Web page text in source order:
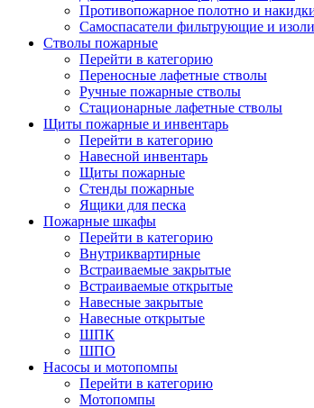
Противопожарное полотно и
Самоспасатели фильтрующие и
Стволы пожарные
Перейти в категорию
Переносные лафетные стволы
Ручные пожарные стволы
Стационарные лафетные стволы
Щиты пожарные и инвентарь
Перейти в категорию
Навесной инвентарь
Щиты пожарные
Стенды пожарные
Ящики для песка
Пожарные шкафы
Перейти в категорию
Внутриквартирные
Встраиваемые закрытые
Встраиваемые открытые
Навесные закрытые
Навесные открытые
ШПК
ШПО
Насосы и мотопомпы
Перейти в категорию
Мотопомпы